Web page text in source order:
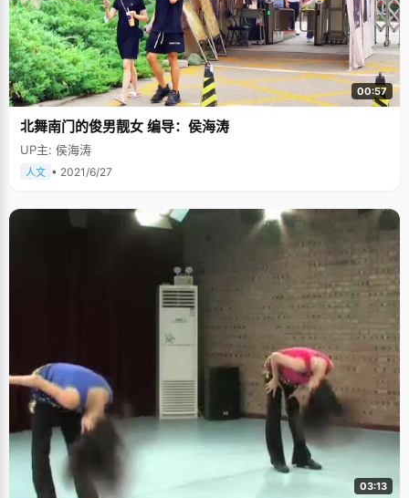
00:57
北舞南门的俊男靓女 编导：侯海涛
UP主: 侯海涛
人文 • 2021/6/27
03:13